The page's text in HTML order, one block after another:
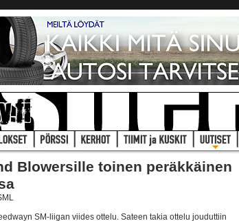
Blowersille toinen peräkkäinen
SM-liigan viides ottelu. Sateen takia ottelu jouduttiin